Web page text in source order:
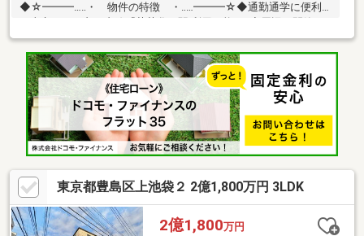
◆☆━━━…‥・ 物件の特徴 ・‥…━━━☆◆通勤通学に便利
住宅地につき落ち着いた街並みでお過ごし頂けます♪◆スーパ
ー、コンビニ、公園等、生活環境良好♪◆同仕様モデルハウスの
ご案内や建物プレゼンテーションも随時受付中♪是非、現地をご確
認ください！♪物件の詳細はADCAST駒込支店迄【０１２０－９１
７－１９７】♪☆━━━…‥・ ━☆━ ・‥…━━━☆
東京都豊島区上池袋２ 2億1,800万円 3LDK
2億1,800万円